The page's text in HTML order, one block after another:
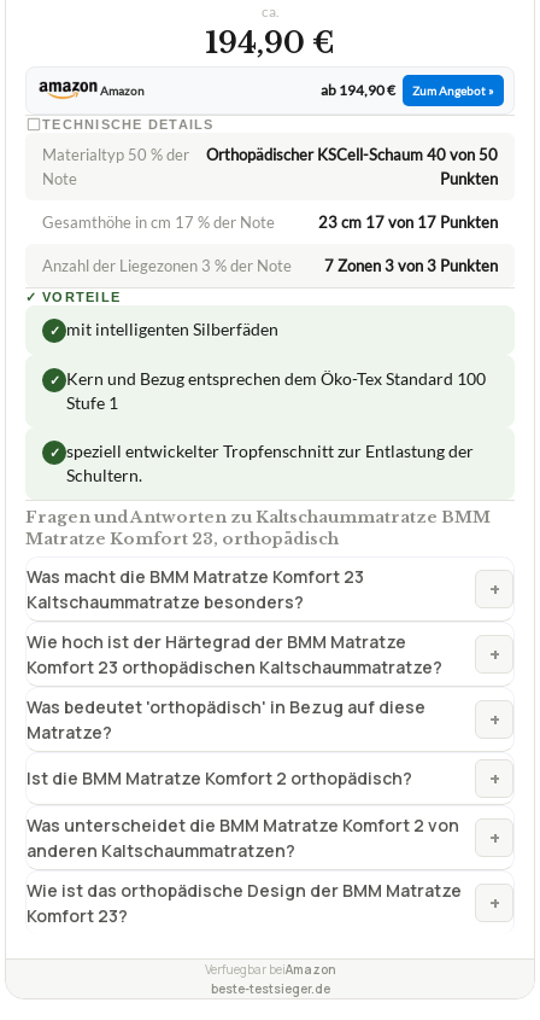
ca.
194,90 €
Amazon ab 194,90 € Zum Angebot »
TECHNISCHE DETAILS
Materialtyp 50 % der
Note
Orthopädischer KSCell-Schaum 40 von 50
Punkten
Gesamthöhe in cm 17 % der Note 23 cm 17 von 17 Punkten
Anzahl der Liegezonen 3 % der Note 7 Zonen 3 von 3 Punkten
✓ VORTEILE
✓ mit intelligenten Silberfäden
✓ Kern und Bezug entsprechen dem Öko-Tex Standard 100
Stufe 1
✓ speziell entwickelter Tropfenschnitt zur Entlastung der
Schultern.
Fragen und Antworten zu Kaltschaummatratze BMM
Matratze Komfort 23, orthopädisch
Was macht die BMM Matratze Komfort 23
Kaltschaummatratze besonders?
+
Wie hoch ist der Härtegrad der BMM Matratze
Komfort 23 orthopädischen Kaltschaummatratze?
+
Was bedeutet 'orthopädisch' in Bezug auf diese
Matratze?
+
Ist die BMM Matratze Komfort 2 orthopädisch? +
Was unterscheidet die BMM Matratze Komfort 2 von
anderen Kaltschaummatratzen?
+
Wie ist das orthopädische Design der BMM Matratze
Komfort 23?
+
Verfuegbar beiAmazon
beste-testsieger.de